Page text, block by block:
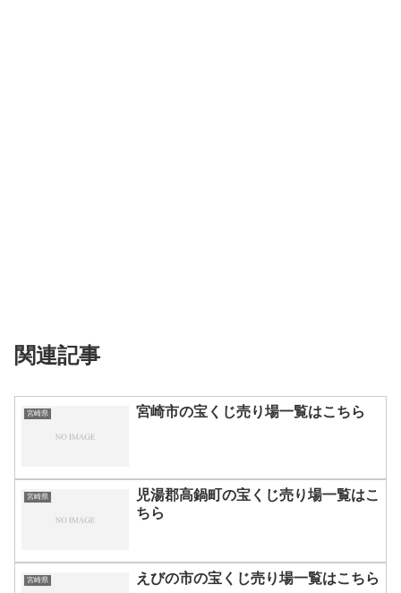
関連記事
宮崎県 宮崎市の宝くじ売り場一覧はこちら
宮崎県
児湯郡高鍋町の宝くじ売り場一覧はこ
ちら
宮崎県 えびの市の宝くじ売り場一覧はこちら